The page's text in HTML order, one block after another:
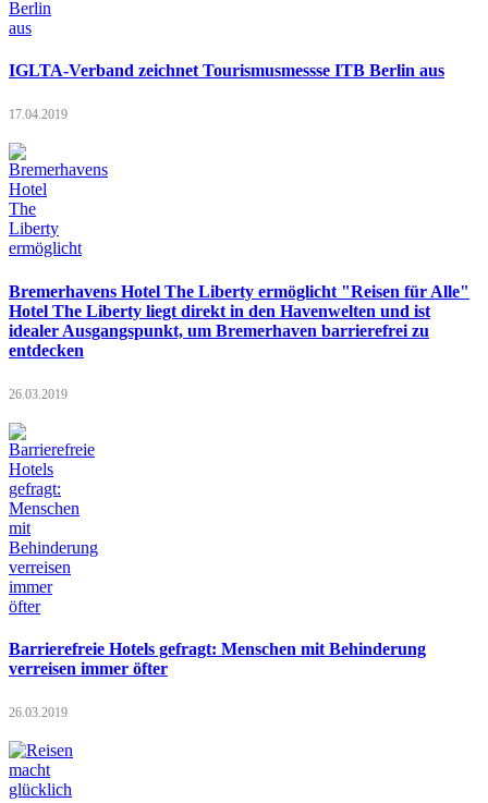
IGLTA-Verband zeichnet Tourismusmessse ITB Berlin aus
17.04.2019
Bremerhavens Hotel The Liberty ermöglicht "Reisen für Alle"
Hotel The Liberty liegt direkt in den Havenwelten und ist
idealer Ausgangspunkt, um Bremerhaven barrierefrei zu
entdecken
26.03.2019
Barrierefreie Hotels gefragt: Menschen mit Behinderung
verreisen immer öfter
26.03.2019